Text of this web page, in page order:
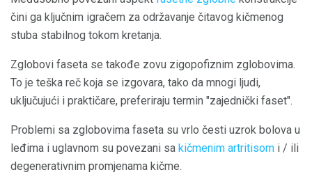
čini ga ključnim igračem za održavanje čitavog kičmenog
stuba stabilnog tokom kretanja.
Zglobovi faseta se takođe zovu zigopofiznim zglobovima.
To je teška reč koja se izgovara, tako da mnogi ljudi,
uključujući i praktičare, preferiraju termin "zajednički faset".
Problemi sa zglobovima faseta su vrlo česti uzrok bolova u
leđima i uglavnom su povezani sa kičmenim artritisom i / ili
degenerativnim promjenama kičme.